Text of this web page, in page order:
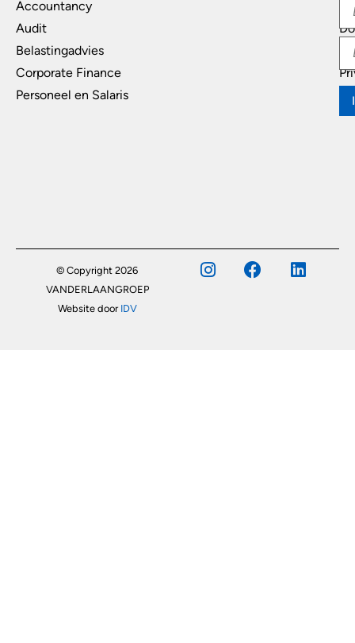
Accountancy
Audit
Belastingadvies
Corporate Finance
Personeel en Salaris
© Copyright 2026
VANDERLAANGROEP
Website door IDV